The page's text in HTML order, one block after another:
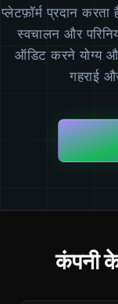
प्लेटफ़ॉर्म प्रदान
स्वचालन और
ऑडिट करने योग्य
गहराई
कंपनी के